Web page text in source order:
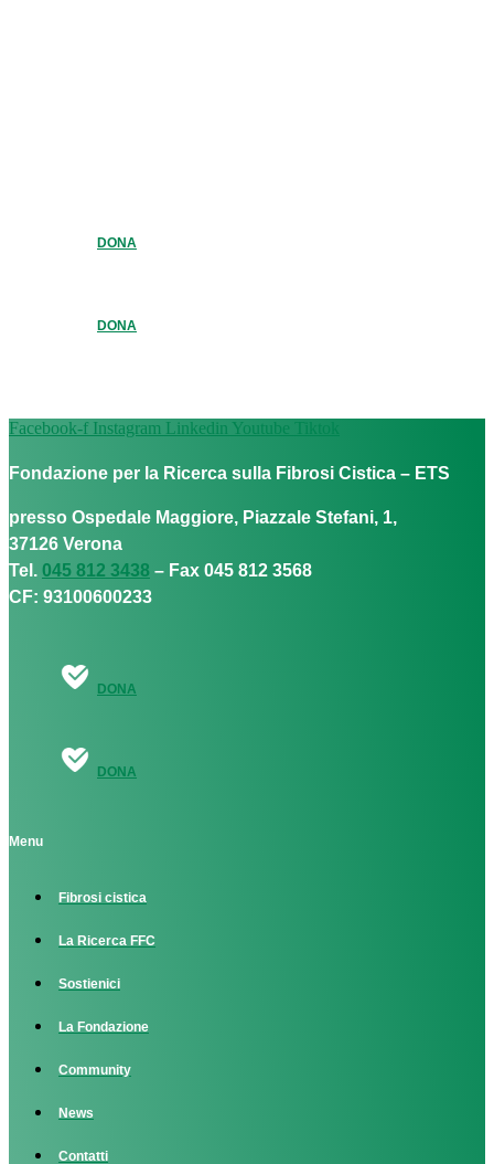
DONA
DONA
Facebook-f Instagram Linkedin Youtube Tiktok
Fondazione per la Ricerca sulla Fibrosi Cistica – ETS
presso Ospedale Maggiore, Piazzale Stefani, 1,
37126 Verona
Tel. 045 812 3438 – Fax 045 812 3568
CF: 93100600233
DONA
DONA
Menu
Fibrosi cistica
La Ricerca FFC
Sostienici
La Fondazione
Community
News
Contatti